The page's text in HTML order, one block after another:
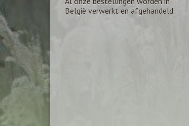
België verwerkt en afgehandeld.